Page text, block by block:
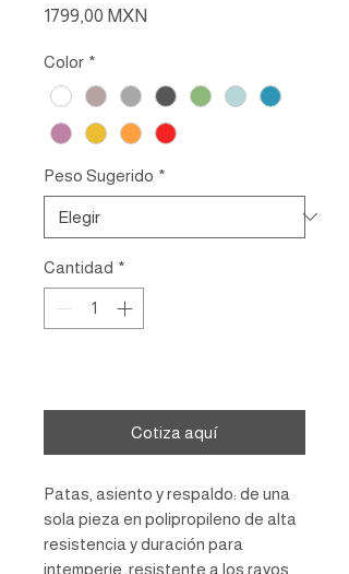
1799,00 MXN
Color *
Peso Sugerido *
Cantidad *
Cotiza aquí
Patas, asiento y respaldo: de una
sola pieza en polipropileno de alta
resistencia y duración para
intemperie, resistente a los rayos